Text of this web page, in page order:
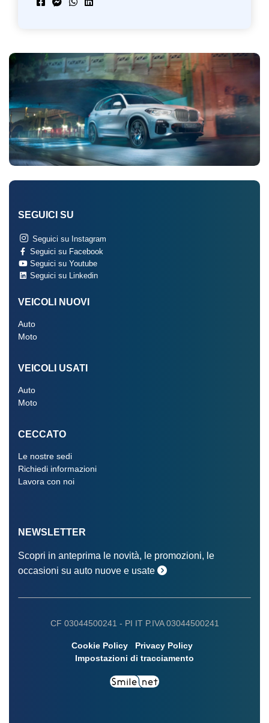
SEGUICI SU
Seguici su Instagram
Seguici su Facebook
Seguici su Youtube
Seguici su Linkedin
VEICOLI NUOVI
Auto
Moto
VEICOLI USATI
Auto
Moto
CECCATO
Le nostre sedi
Richiedi informazioni
Lavora con noi
NEWSLETTER
Scopri in anteprima le novità, le promozioni, le
occasioni su auto nuove e usate
CF 03044500241 - PI IT P.IVA 03044500241
Cookie Policy
Privacy Policy
Impostazioni di tracciamento